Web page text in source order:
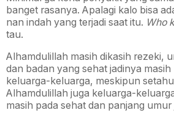
banget rasanya. Apalagi kalo bisa
nan indah yang terjadi saat itu. Who
tau.
Alhamdulillah masih dikasih rezeki,
dan badan yang sehat jadinya
keluarga-keluarga, meskipun
Alhamdulillah juga keluarga-
masih pada sehat dan panjang umur